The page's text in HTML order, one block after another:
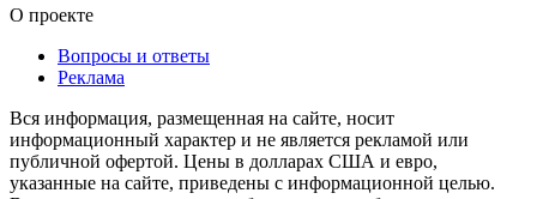
О проекте
Вопросы и ответы
Реклама
Вся информация, размещенная на сайте, носит
информационный характер и не является рекламой или
публичной офертой. Цены в долларах США и евро,
указанные на сайте, приведены с информационной целью.